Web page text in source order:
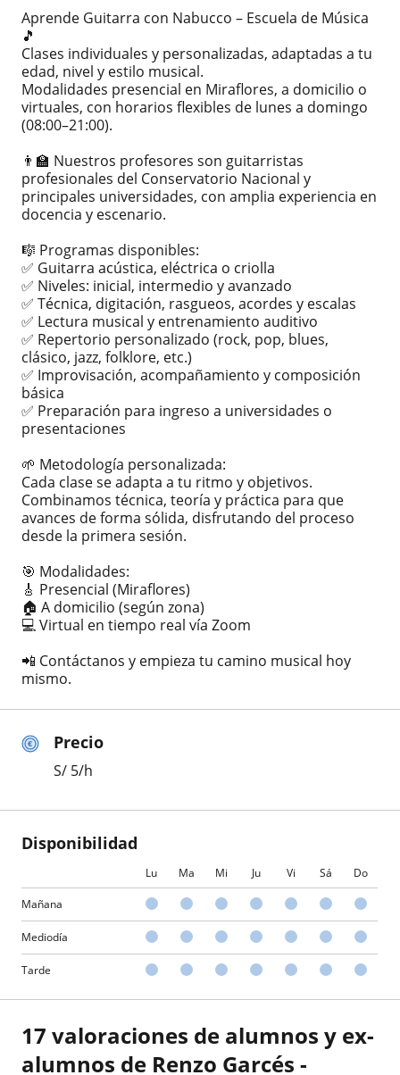
Precio
S/ 5/h
Disponibilidad
Lu Ma Mi Ju Vi Sá Do
Mañana
Mediodía
Tarde
Aprende Guitarra con Nabucco – Escuela de Música
🎵
Clases individuales y personalizadas, adaptadas a tu
edad, nivel y estilo musical.
Modalidades presencial en Miraflores, a domicilio o
virtuales, con horarios flexibles de lunes a domingo
(08:00–21:00).
👨‍🏫 Nuestros profesores son guitarristas
profesionales del Conservatorio Nacional y
principales universidades, con amplia experiencia en
docencia y escenario.
🎼 Programas disponibles:
✅ Guitarra acústica, eléctrica o criolla
✅ Niveles: inicial, intermedio y avanzado
✅ Técnica, digitación, rasgueos, acordes y escalas
✅ Lectura musical y entrenamiento auditivo
✅ Repertorio personalizado (rock, pop, blues,
clásico, jazz, folklore, etc.)
✅ Improvisación, acompañamiento y composición
básica
✅ Preparación para ingreso a universidades o
presentaciones
🌱 Metodología personalizada:
Cada clase se adapta a tu ritmo y objetivos.
Combinamos técnica, teoría y práctica para que
avances de forma sólida, disfrutando del proceso
desde la primera sesión.
🎯 Modalidades:
🎸 Presencial (Miraflores)
🏠 A domicilio (según zona)
💻 Virtual en tiempo real vía Zoom
📲 Contáctanos y empieza tu camino musical hoy
mismo.
17 valoraciones de alumnos y ex-
alumnos de Renzo Garcés -